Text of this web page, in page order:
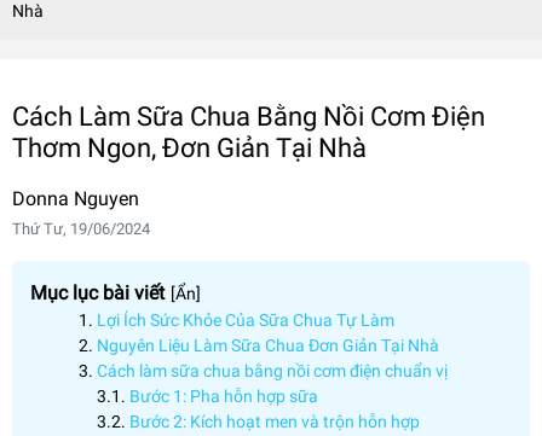
Nhà
Cách Làm Sữa Chua Bằng Nồi Cơm Điện
Thơm Ngon, Đơn Giản Tại Nhà
Donna Nguyen
Thứ Tư, 19/06/2024
Mục lục bài viết [Ẩn]
Lợi Ích Sức Khỏe Của Sữa Chua Tự Làm
Nguyên Liệu Làm Sữa Chua Đơn Giản Tại Nhà
Cách làm sữa chua bằng nồi cơm điện chuẩn vị
Bước 1: Pha hỗn hợp sữa
Bước 2: Kích hoạt men và trộn hỗn hợp